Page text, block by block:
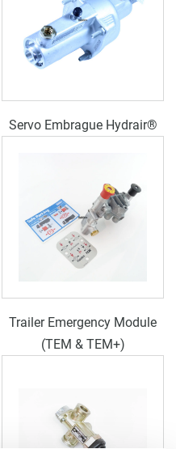
Servo Embrague Hydrair®
Trailer Emergency Module
(TEM & TEM+)